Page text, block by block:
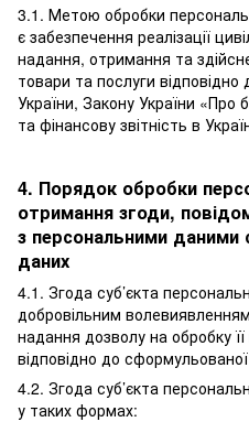
3.1. Метою обробки
є забезпечення реалізації
надання, отримання та
товари та послуги
України, Закону України «Про
та фінансову звітність в
4. Порядок обробки
отримання згоди,
з персональними даними
даних
4.1. Згода суб’єкта
добровільним
надання дозволу на обробку
відповідно до
4.2. Згода суб’єкта
у таких формах: